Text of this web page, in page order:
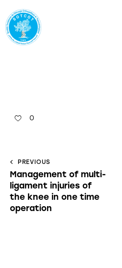
0
PREVIOUS
Management of multi-
ligament injuries of
the knee in one time
operation